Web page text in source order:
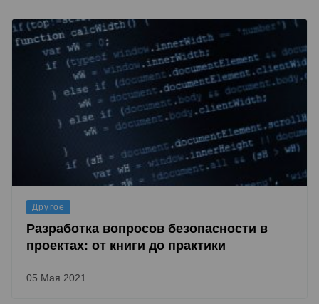
Другое
Разработка вопросов безопасности в
проектах: от книги до практики
05 Мая 2021